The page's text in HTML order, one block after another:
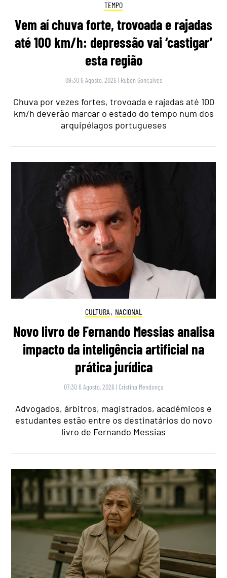
TEMPO
Vem aí chuva forte, trovoada e rajadas
até 100 km/h: depressão vai ‘castigar’
esta região
09:30 6 Agosto, 2026 | Rubén Gonçalves
Chuva por vezes fortes, trovoada e rajadas até 100
km/h deverão marcar o estado do tempo num dos
arquipélagos portugueses
CULTURA , NACIONAL
Novo livro de Fernando Messias analisa
impacto da inteligência artificial na
prática jurídica
07:30 6 Agosto, 2026 | Cristina Mendonça
Advogados, árbitros, magistrados, académicos e
estudantes estão entre os destinatários do novo
livro de Fernando Messias